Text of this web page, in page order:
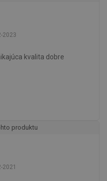
2023
kvalita dobre
produktu
2021